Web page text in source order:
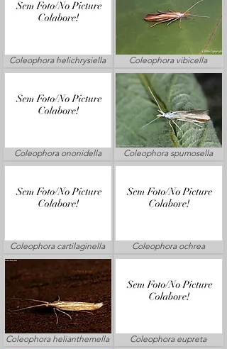
Coleophora helichrysiella
Coleophora ononidella
Coleophora cartilaginella
Coleophora helianthemella
Coleophora vibicella
Coleophora spumosella
Coleophora ochrea
Coleophora eupreta